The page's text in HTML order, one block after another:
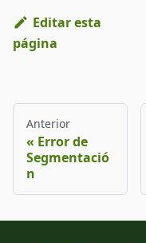
Editar esta
página
Anterior
Error de
Segmentació
n